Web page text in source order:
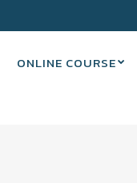
ONLINE COURSE